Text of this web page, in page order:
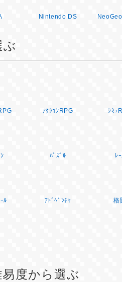
Nintendo DS
ｱｸｼｮﾝRPG ｼﾐｭ
ﾊﾟｽﾞﾙ ﾚ
ﾙ ｱﾄﾞﾍﾞﾝﾁｬ 格
度から選ぶ